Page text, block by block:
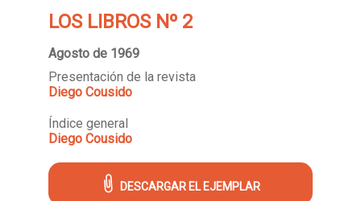
LOS LIBROS Nº 2
Agosto de 1969
Presentación de la revista
Diego Cousido
Índice general
Diego Cousido
DESCARGAR EL EJEMPLAR